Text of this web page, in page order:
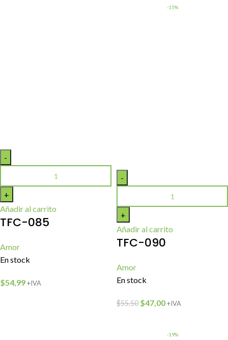
Añadir al carrito
TFC-085
Amor
En stock
$54,99+IVA
-15%
Añadir al carrito
TFC-090
Amor
En stock
$55,50 $47,00+IVA
-19%